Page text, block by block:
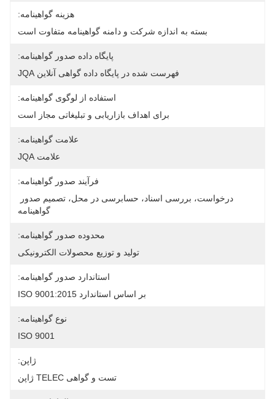
هزینه گواهینامه:
بسته به اندازه شرکت و دامنه گواهینامه متفاوت است
پایگاه داده صدور گواهینامه:
فهرست شده در پایگاه داده گواهی آنلاین JQA
استفاده از لوگوی گواهینامه:
برای اهداف بازاریابی و تبلیغاتی مجاز است
علامت گواهینامه:
علامت JQA
فرآیند صدور گواهینامه:
گواهینامه
محدوده صدور گواهینامه:
تولید و توزیع محصولات الکترونیکی
استاندارد صدور گواهینامه:
بر اساس استاندارد ISO 9001:2015
نوع گواهینامه:
ISO 9001
ژاپن:
تست و گواهی TELEC ژاپن